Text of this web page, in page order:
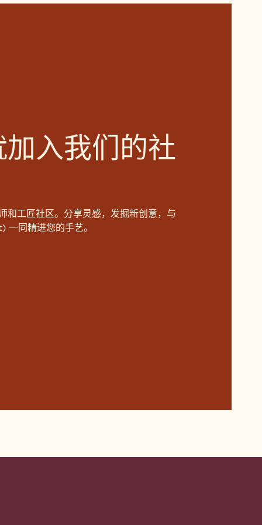
入我们的社
和工匠社区。分享灵感，发掘新创意，与
同精进您的手艺。